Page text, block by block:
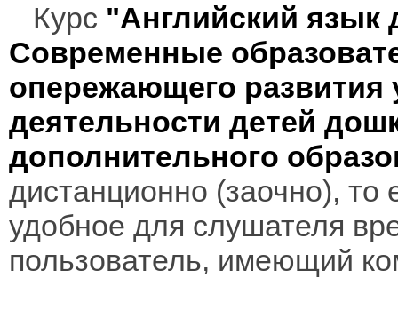
Курс "Английский язык
Современные
опережающего развития
деятельности детей
дополнительного
дистанционно (заочно), то
удобное для слушателя
пользователь, имеющий